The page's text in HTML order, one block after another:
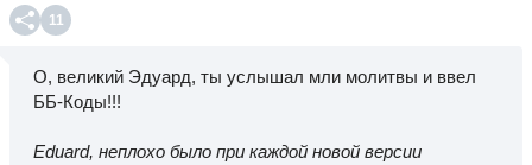
11
О, великий Эдуард, ты услышал мли молитвы и ввел
ББ-Коды!!!
Eduard, неплохо было при каждой новой версии